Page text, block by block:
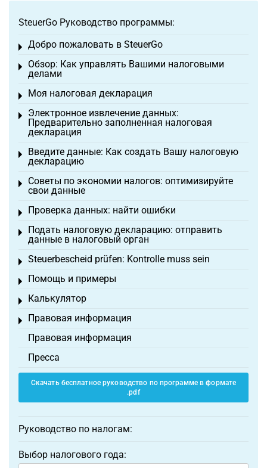
SteuerGo Руководство программы:
Добро пожаловать в SteuerGo
Toggle menu
Обзор: Как управлять Вашими налоговыми
делами
Toggle menu
Моя налоговая декларация
Toggle menu
Электронное извлечение данных:
Предварительно заполненная налоговая
декларация
Toggle menu
Введите данные: Как создать Вашу налоговую
декларацию
Toggle menu
Советы по экономии налогов: оптимизируйте
свои данные
Toggle menu
Проверка данных: найти ошибки
Toggle menu
Подать налоговую декларацию: отправить
данные в налоговый орган
Toggle menu
Steuerbescheid prüfen: Kontrolle muss sein
Toggle menu
Помощь и примеры
Toggle menu
Калькулятор
Toggle menu
Правовая информация
Toggle menu
Правовая информация
Пресса
Скачать бесплатное руководство по программе в формате
.pdf
Руководство по налогам:
Выбор налогового года: